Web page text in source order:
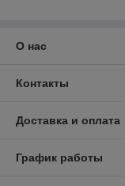
О нас
Контакты
Доставка и оплата
График работы